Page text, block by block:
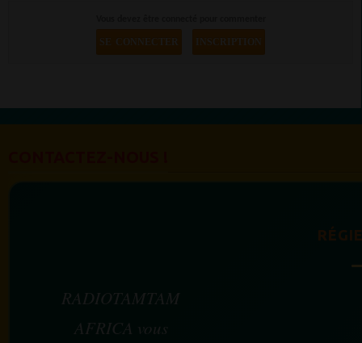
SE CONNECTER INSCRIPTION
RADIOTAMTAM
AFRICA vous